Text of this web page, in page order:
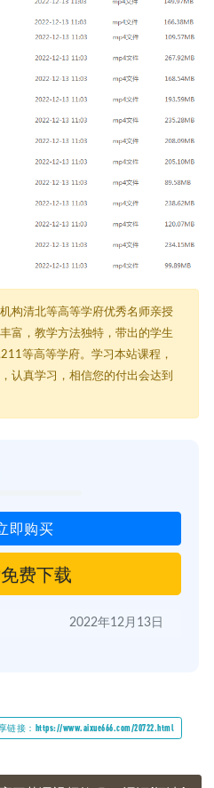
构清北等高等学府优秀名师亲授
富，教学方法独特，带出的学生
等高等学府。学习本站课程，
认真学习，相信您的付出会达到
即购买
免费下载
2022年12月13日
链接：https://www.aixue666.com/20722.html